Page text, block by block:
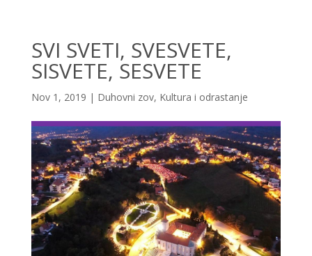
SVI SVETI, SVESVETE,
SISVETE, SESVETE
Nov 1, 2019 | Duhovni zov, Kultura i odrastanje